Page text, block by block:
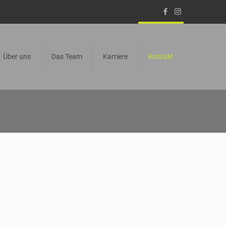
Über uns Das Team Karriere Kontakt